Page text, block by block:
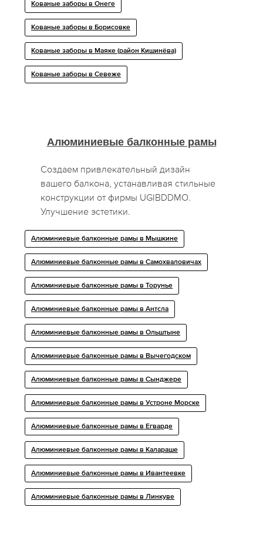
Кованые заборы в Онеге
Кованые заборы в Борисовке
Кованые заборы в Маяке (район Кишинёва)
Кованые заборы в Севеже
Алюминиевые балконные рамы
Создаем привлекательный дизайн
вашего балкона, устанавливая стильные
конструкции от фирмы UGIBDDMO.
Улучшение эстетики.
Алюминиевые балконные рамы в Мышкине
Алюминиевые балконные рамы в Самохваловичах
Алюминиевые балконные рамы в Торунье
Алюминиевые балконные рамы в Антсла
Алюминиевые балконные рамы в Ольштыне
Алюминиевые балконные рамы в Вычегодском
Алюминиевые балконные рамы в Сынджере
Алюминиевые балконные рамы в Устроне Морске
Алюминиевые балконные рамы в Егварде
Алюминиевые балконные рамы в Калараше
Алюминиевые балконные рамы в Ивантеевке
Алюминиевые балконные рамы в Линкуве